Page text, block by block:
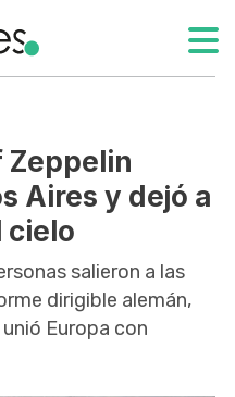
Zeppelin
Aires y dejó a
cielo
salieron a las
dirigible alemán,
Europa con